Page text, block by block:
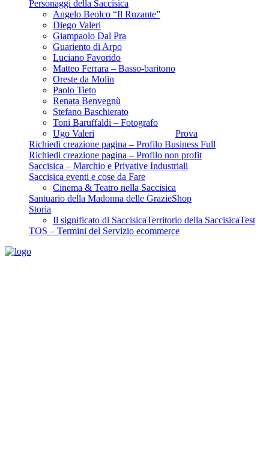
Personaggi della Saccisica
Angelo Beolco “Il Ruzante”
Diego Valeri
Giampaolo Dal Pra
Guariento di Arpo
Luciano Favorido
Matteo Ferrara – Basso-baritono
Oreste da Molin
Paolo Tieto
Renata Benvegnù
Stefano Baschierato
Toni Baruffaldi – Fotografo
Ugo Valeri
Prova
Richiedi creazione pagina – Profilo Business Full
Richiedi creazione pagina – Profilo non profit
Saccisica – Marchio e Privative Industriali
Saccisica eventi e cose da Fare
Cinema & Teatro nella Saccisica
Santuario della Madonna delle GrazieShop
Storia
Il significato di SaccisicaTerritorio della SaccisicaTest
TOS – Termini del Servizio ecommerce